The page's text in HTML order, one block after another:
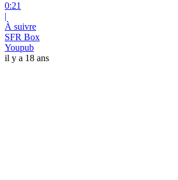
0:21
|
À suivre
SFR Box
Youpub
il y a 18 ans